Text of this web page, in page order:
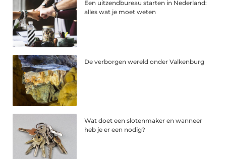
Een uitzendbureau starten in Nederland:
alles wat je moet weten
De verborgen wereld onder Valkenburg
Wat doet een slotenmaker en wanneer
heb je er een nodig?